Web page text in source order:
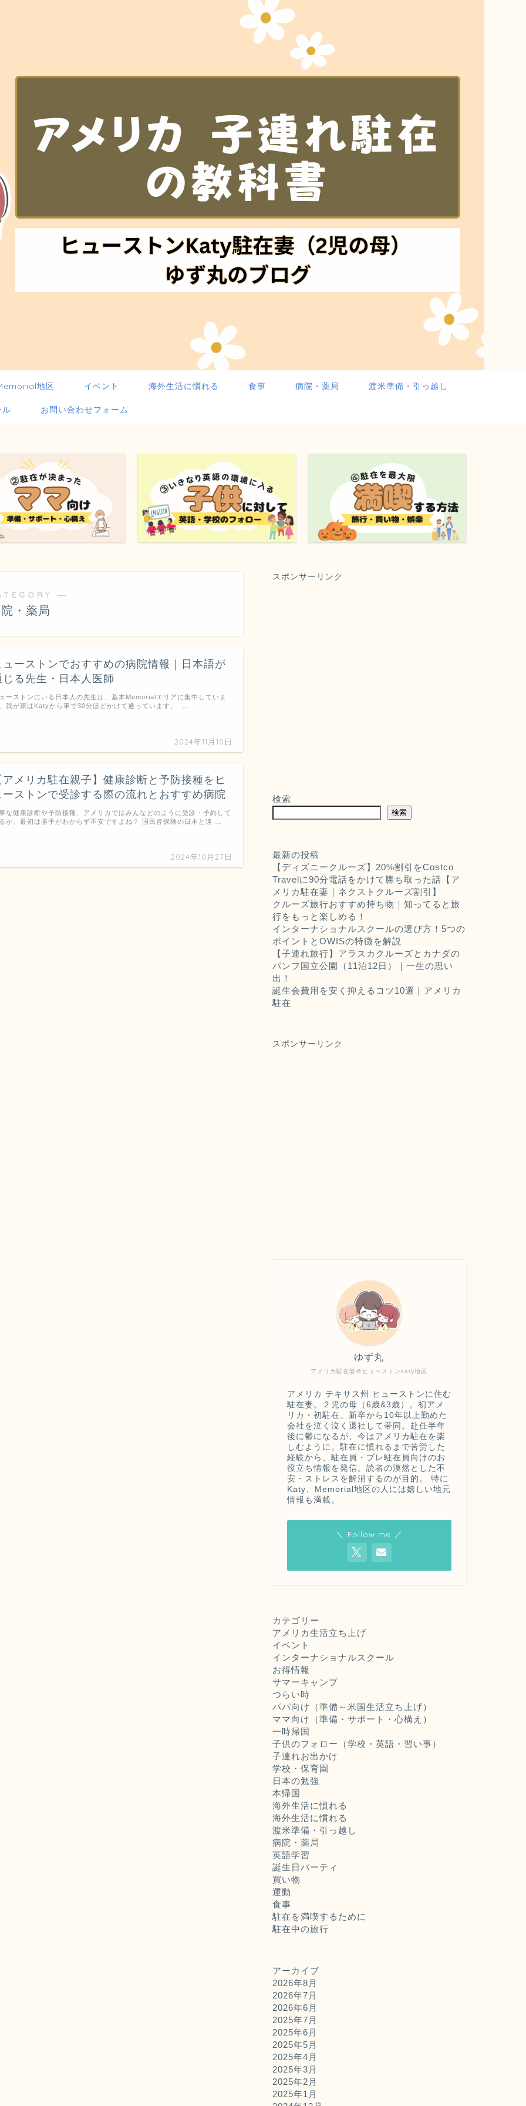
地区 イベント 海外生活に慣れる 食事 病院・薬局 渡米準備・引っ越し
ル お問い合わせフォーム
―
・薬局
ューストンでおすすめの病院情報｜日本語が
じる先生・日本人医師
2024年11月10日
ーストンにいる日本人の先生は、基本Memorialエリアに集中していま
我が家はKatyから車で30分ほどかけて通っています。 …
アメリカ駐在親子】健康診断と予防接種をヒ
ーストンで受診する際の流れとおすすめ病院
2024年10月27日
な健康診断や予防接種、アメリカではみんなどのように受診・予約して
か、最初は勝手がわからず不安ですよね？ 国民皆保険の日本と違 …
スポンサーリンク
検索
検索
最新の投稿
【ディズニークルーズ】20%割引をCostco
Travelに90分電話をかけて勝ち取った話【ア
メリカ駐在妻｜ネクストクルーズ割引】
クルーズ旅行おすすめ持ち物｜知ってると旅
行をもっと楽しめる！
インターナショナルスクールの選び方！5つの
ポイントとOWISの特徴を解説
【子連れ旅行】アラスカクルーズとカナダの
バンフ国立公園（11泊12日）｜一生の思い
出！
誕生会費用を安く抑えるコツ10選｜アメリカ
駐在
スポンサーリンク
アメリカ駐在妻＠ヒューストンkaty地区
ゆず丸
アメリカ テキサス州 ヒューストンに住む
駐在妻。２児の母（6歳&3歳）。初アメ
リカ・初駐在。新卒から10年以上勤めた
会社を泣く泣く退社して帯同。赴任半年
後に鬱になるが、今はアメリカ駐在を楽
しむように。駐在に慣れるまで苦労した
経験から、駐在員・プレ駐在員向けのお
役立ち情報を発信。読者の漠然とした不
安・ストレスを解消するのが目的。 特に
Katy、Memorial地区の人には嬉しい地元
情報も満載。
＼ Follow me ／
カテゴリー
アメリカ生活立ち上げ
イベント
インターナショナルスクール
お得情報
サマーキャンプ
つらい時
パパ向け（準備～米国生活立ち上げ）
ママ向け（準備・サポート・心構え）
一時帰国
子供のフォロー（学校・英語・習い事）
子連れお出かけ
学校・保育園
日本の勉強
本帰国
海外生活に慣れる
海外生活に慣れる
渡米準備・引っ越し
病院・薬局
英語学習
誕生日パーティ
買い物
運動
食事
駐在を満喫するために
駐在中の旅行
アーカイブ
2026年8月
2026年7月
2026年6月
2025年7月
2025年6月
2025年5月
2025年4月
2025年3月
2025年2月
2025年1月